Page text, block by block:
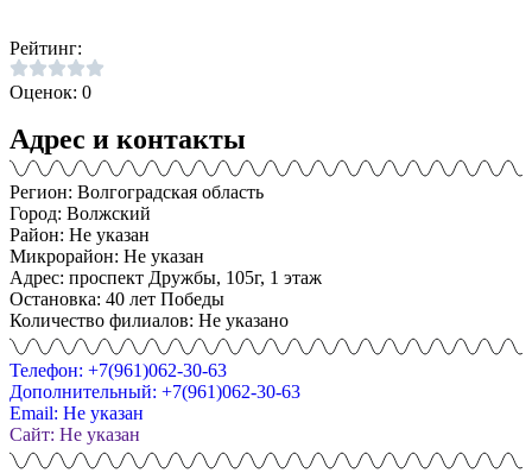
Рейтинг:
Оценок: 0
Адрес и контакты
Регион: Волгоградская область
Город: Волжский
Район: Не указан
Микрорайон: Не указан
Адрес: проспект Дружбы, 105г, 1 этаж
Остановка: 40 лет Победы
Количество филиалов: Не указано
Телефон: +7(961)062-30-63
Дополнительный: +7(961)062-30-63
Email: Не указан
Сайт: Не указан